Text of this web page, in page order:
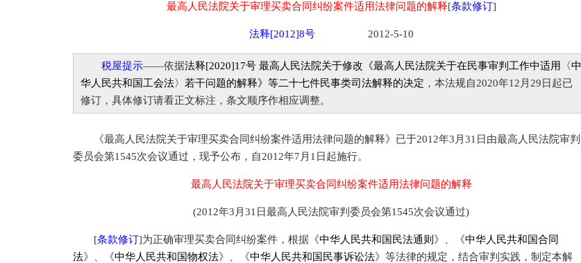
最高人民法院关于审理买卖合同纠纷案件适用法律问题的解释[条款修订]
法释[2012]8号2012-5-10
税屋提示——依据法释[2020]17号 最高人民法院关于修改《最高人民法院关于在民事审判工作中适用〈中
华人民共和国工会法〉若干问题的解释》等二十七件民事类司法解释的决定 ，本法规自2020年12月29日起已
修订，具体修订请看正文标注，条文顺序作相应调整。
《最高人民法院关于审理买卖合同纠纷案件适用法律问题的解释》已于2012年3月31日由最高人民法院审判
委员会第1545次会议通过，现予公布，自2012年7月1日起施行。
最高人民法院关于审理买卖合同纠纷案件适用法律问题的解释
(2012年3月31日最高人民法院审判委员会第1545次会议通过)
[条款修订]为正确审理买卖合同纠纷案件，根据《中华人民共和国民法通则 》、《中华人民共和国合同
法》、《中华人民共和国物权法》、《中华人民共和国民事诉讼法》等法律的规定，结合审判实践，制定本解